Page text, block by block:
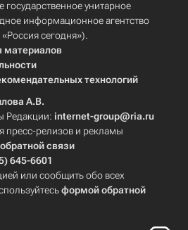
унитарное
информационное агентство
сегодня»).
материалов
технологий
А.В.
Редакции: internet-group@ria.ru
пресс-релизов и рекламы
связи
645-6601
или сообщить обо всех
формой обратной